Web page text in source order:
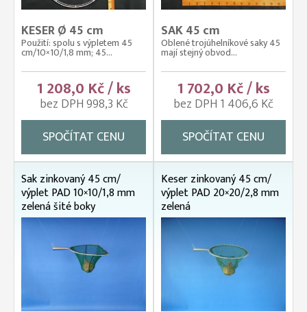
KESER Ø 45 cm
Použití: spolu s výpletem 45
cm/10×10/1,8 mm; 45...
1 208,0 Kč / ks
bez DPH 998,3 Kč
SPOČÍTAT CENU
SAK 45 cm
Oblené trojúhelníkové saky 45
mají stejný obvod...
1 702,0 Kč / ks
bez DPH 1 406,6 Kč
SPOČÍTAT CENU
Sak zinkovaný 45 cm/
výplet PAD 10×10/1,8 mm
zelená šité boky
Keser zinkovaný 45 cm/
výplet PAD 20×20/2,8 mm
zelená